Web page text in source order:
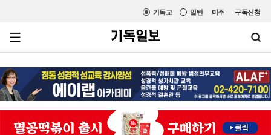
미주 구독신청
일반
기독교